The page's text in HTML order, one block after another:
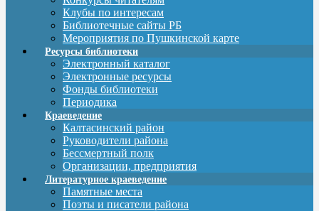
Клубы по интересам
Библиотечные сайты РБ
Мероприятия по Пушкинской карте
Ресурсы библиотеки
Электронный каталог
Электронные ресурсы
Фонды библиотеки
Периодика
Краеведение
Калтасинский район
Руководители района
Бессмертный полк
Организации, предприятия
Литературное краеведение
Памятные места
Поэты и писатели района